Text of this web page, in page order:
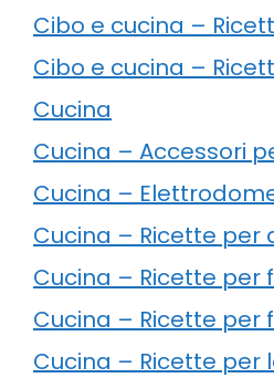
Cibo e cucina –
Cibo e cucina –
Cucina
Cucina – Accessori
Cucina –
Cucina – Ricette per
Cucina – Ricette per
Cucina – Ricette per
Cucina – Ricette per